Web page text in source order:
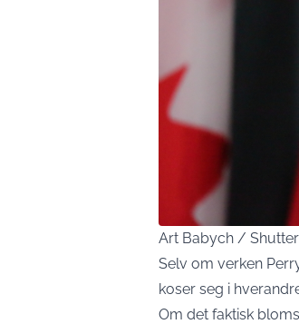
Art Babych /
Selv om verken
koser seg i
Om det faktisk